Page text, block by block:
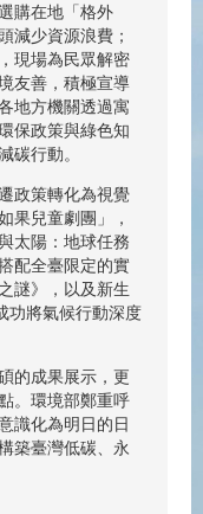
購在地「格外
減少資源浪費；
現場為民眾解密
友善，積極宣導
地方機關透過寓
保政策與綠色知
碳行動。
政策轉化為視覺
果兒童劇團」，
太陽：地球任務
配全臺限定的實
謎》，以及新生
功將氣候行動深度
的成果展示，更
。環境部鄭重呼
識化為明日的日
築臺灣低碳、永